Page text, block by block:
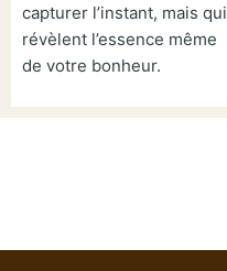
capturer l’instant, mais qui
révèlent l’essence même
de votre bonheur.